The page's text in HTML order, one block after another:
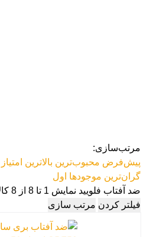
مرتب‌سازی:
پیش‌فرض محبوب‌ترین بالاترین امتیاز
گران‌ترین موجودها اول
ضد آفتاب فلویید نمایش 1 تا 8 از 8 کالا
فیلتر کردن مرتب سازی